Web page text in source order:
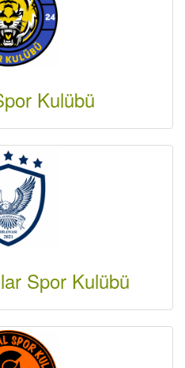
Kulübü
Spor Kulübü